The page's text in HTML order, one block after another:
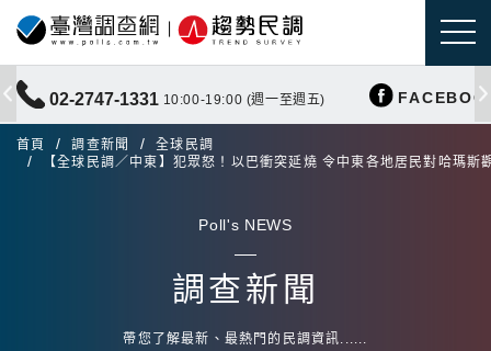
02-2747-1331 10:00-19:00 (週一至週五)
首頁 調查新聞
全球民調
【全球民調／中東】犯眾怒！以巴衝突延燒 令中東各地居民對哈瑪斯
Poll's NEWS
調查新聞
帶您了解最新、最熱門的民調資訊......